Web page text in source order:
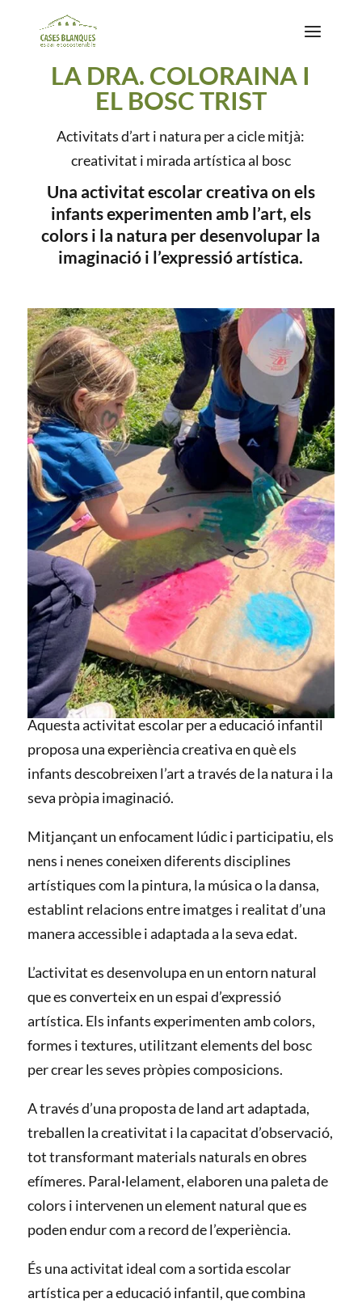
LA DRA. COLORAINA I
EL BOSC TRIST
Activitats d’art i natura per a cicle mitjà:
creativitat i mirada artística al bosc
Una activitat escolar creativa on els
infants experimenten amb l’art, els
colors i la natura per desenvolupar la
imaginació i l’expressió artística.
Aquesta activitat escolar per a educació infantil
proposa una experiència creativa en què els
infants descobreixen l’art a través de la natura i la
seva pròpia imaginació.
Mitjançant un enfocament lúdic i participatiu, els
nens i nenes coneixen diferents disciplines
artístiques com la pintura, la música o la dansa,
establint relacions entre imatges i realitat d’una
manera accessible i adaptada a la seva edat.
L’activitat es desenvolupa en un entorn natural
que es converteix en un espai d’expressió
artística. Els infants experimenten amb colors,
formes i textures, utilitzant elements del bosc
per crear les seves pròpies composicions.
A través d’una proposta de land art adaptada,
treballen la creativitat i la capacitat d’observació,
tot transformant materials naturals en obres
efímeres. Paral·lelament, elaboren una paleta de
colors i intervenen un element natural que es
poden endur com a record de l’experiència.
És una activitat ideal com a sortida escolar
artística per a educació infantil, que combina